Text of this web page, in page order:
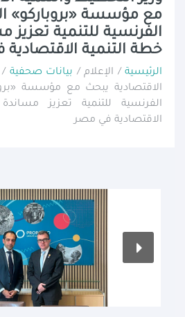
مع مؤسسة «بروباركو»
الفرنسية للتنمية تعزيز
خطة التنمية
الرئيسية/ الإعلام / بيانات صحفية /
الاقتصادية يبحث مع مؤسسة
الفرنسية للتنمية تعزيز
الاقتصادية في مصر